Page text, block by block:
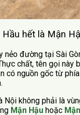
hết là Mận
nẻo đường tại Sài
chất, tên gọi
có nguồn gốc từ
Nội không phải là
Mận Hậu hoặc